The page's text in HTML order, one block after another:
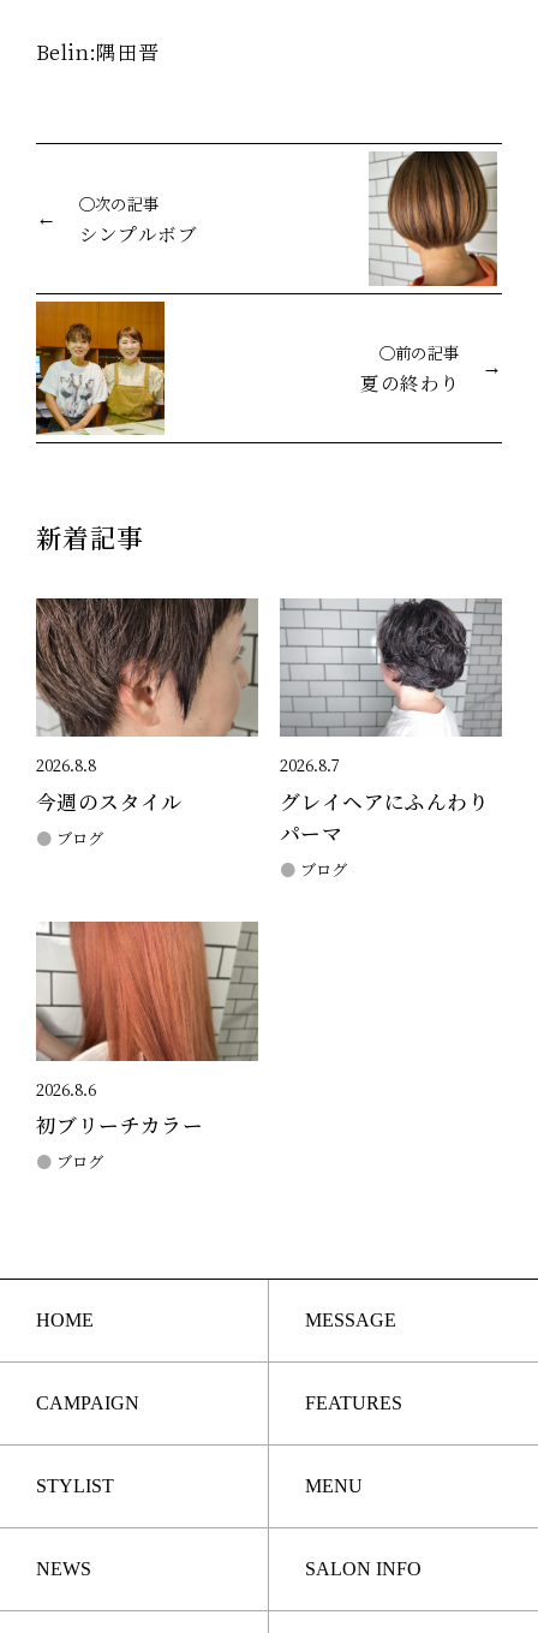
Belin:隅田晋
◯次の記事
シンプルボブ
◯前の記事
夏の終わり
新着記事
2026.8.8
今週のスタイル
ブログ
2026.8.7
グレイヘアにふんわり
パーマ
ブログ
2026.8.6
初ブリーチカラー
ブログ
HOME MESSAGE
CAMPAIGN FEATURES
STYLIST MENU
NEWS SALON INFO